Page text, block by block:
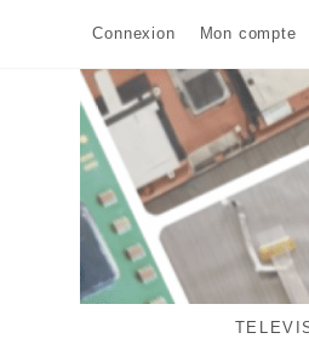
Connexion Mon compte